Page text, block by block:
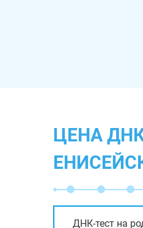
ЦЕНА
ДНК-тест на